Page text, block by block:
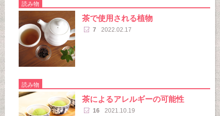
読み物
茶で使用される植物
7 2022.02.17
読み物
茶によるアレルギーの可能性
16 2021.10.19